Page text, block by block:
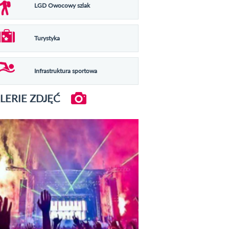
LGD Owocowy szlak
Turystyka
Infrastruktura sportowa
ZDJĘĆ